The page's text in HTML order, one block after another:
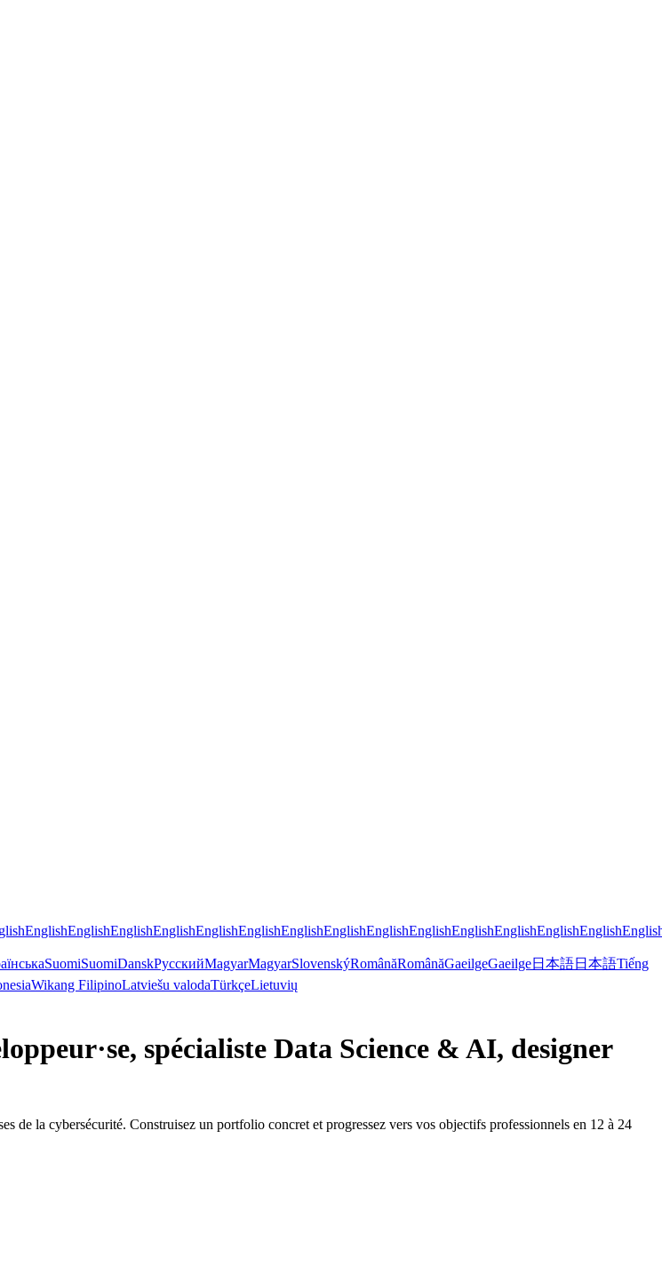
EnglishEnglishEnglishEnglishEnglishEnglishEnglishEnglishEnglishEnglishEnglishEnglishEnglishEnglish
SuomiSuomiDanskРусскийMagyarMagyarSlovenskýRomânăRomânăGaeilgeGaeilge日本語日本語Tiếng
Wikang FilipinoLatviešu valodaTürkçeLietuvių
spécialiste Data Science & AI, designer
de la cybersécurité. Construisez un portfolio concret et progressez vers vos objectifs professionnels en 12 à 24